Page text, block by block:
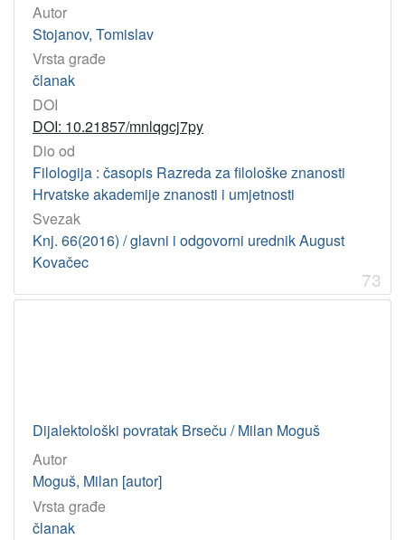
Autor
Stojanov, Tomislav
Vrsta građe
članak
DOI
DOI: 10.21857/mnlqgcj7py
Dio od
Filologija : časopis Razreda za filološke znanosti
Hrvatske akademije znanosti i umjetnosti
Svezak
Knj. 66(2016) / glavni i odgovorni urednik August
Kovačec
73
Dijalektološki povratak Brseču / Milan Moguš
Autor
Moguš, Milan [autor]
Vrsta građe
članak